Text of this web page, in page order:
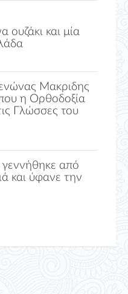
ουζάκι και μία
Μακριδης
η Ορθοδοξία
Γλώσσες του
από
και ύφανε την